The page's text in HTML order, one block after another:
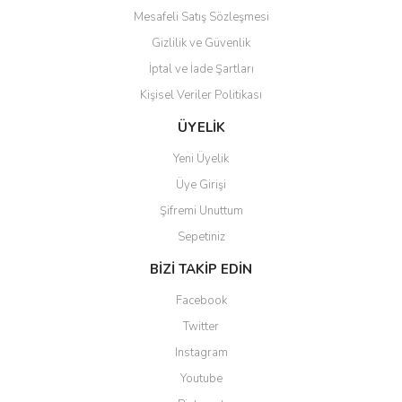
Gönder
Mesafeli Satış Sözleşmesi
Gizlilik ve Güvenlik
İptal ve İade Şartları
Kişisel Veriler Politikası
ÜYELİK
Yeni Üyelik
Üye Girişi
Şifremi Unuttum
Sepetiniz
BİZİ TAKİP EDİN
Facebook
Twitter
Instagram
Youtube